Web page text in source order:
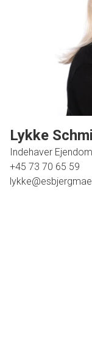
Lykke
Indehaver
+45 73 70 65 59